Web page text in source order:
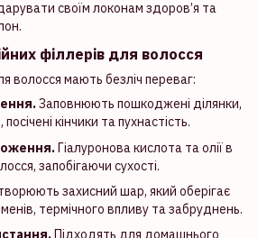
своїм локонам здоров’я та
філлерів для волосся
волосся мають безліч переваг:
Заповнюють пошкоджені ділянки,
кінчики та пухнастість.
Гіалуронова кислота та олії в
запобігаючи сухості.
захисний шар, який оберігає
термічного впливу та забруднень.
Підходять для домашнього